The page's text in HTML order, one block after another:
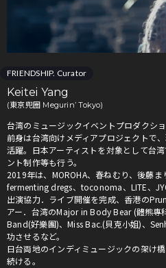
FRIENDSHIP. Curator
Keitei Yang
(東京兜圈 Megurin’ Tokyo)
台湾のミュージックイベントプロダクシ
前身は台湾向けメディアプロジェクトで
活躍。日本アーティストを対象として台
ント制作等も行う。
2019年は、MOROHA、春ねむり、後藤
fermenting dregs、toconoma、LITE、
出演協力．ライブ開催を完成、香港の
アー．台湾のMajor in Body Bear (體熊專
Band(好樂團)、Miss Bac.(貝克小姐)、
功させるなど。
日台両地のインディミュージックの架け
続ける。